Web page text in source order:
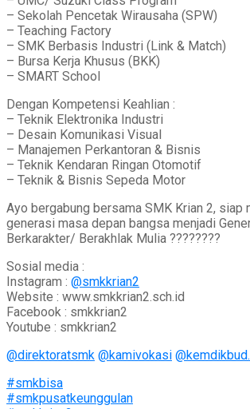
– Sekolah Pencetak Wirausaha (SPW)
– Teaching Factory
– SMK Berbasis Industri (Link & Match)
– Bursa Kerja Khusus (BKK)
– SMART School
Dengan Kompetensi Keahlian :
– Teknik Elektronika Industri
– Desain Komunikasi Visual
– Manajemen Perkantoran & Bisnis
– Teknik Kendaran Ringan Otomotif
– Teknik & Bisnis Sepeda Motor
Ayo bergabung bersama SMK Krian 2, siap
generasi masa depan bangsa menjadi
Berkarakter/ Berakhlak Mulia ????????
Sosial media :
Instagram : @smkkrian2
Website : www.smkkrian2.sch.id
Facebook : smkkrian2
Youtube : smkkrian2
@direktoratsmk @kamivokasi
#smkbisa
#smkpusatkeunggulan